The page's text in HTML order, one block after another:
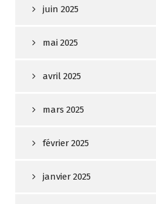
juin 2025
mai 2025
avril 2025
mars 2025
février 2025
janvier 2025